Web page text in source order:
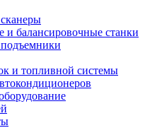
балансировочные станки
и топливной системы